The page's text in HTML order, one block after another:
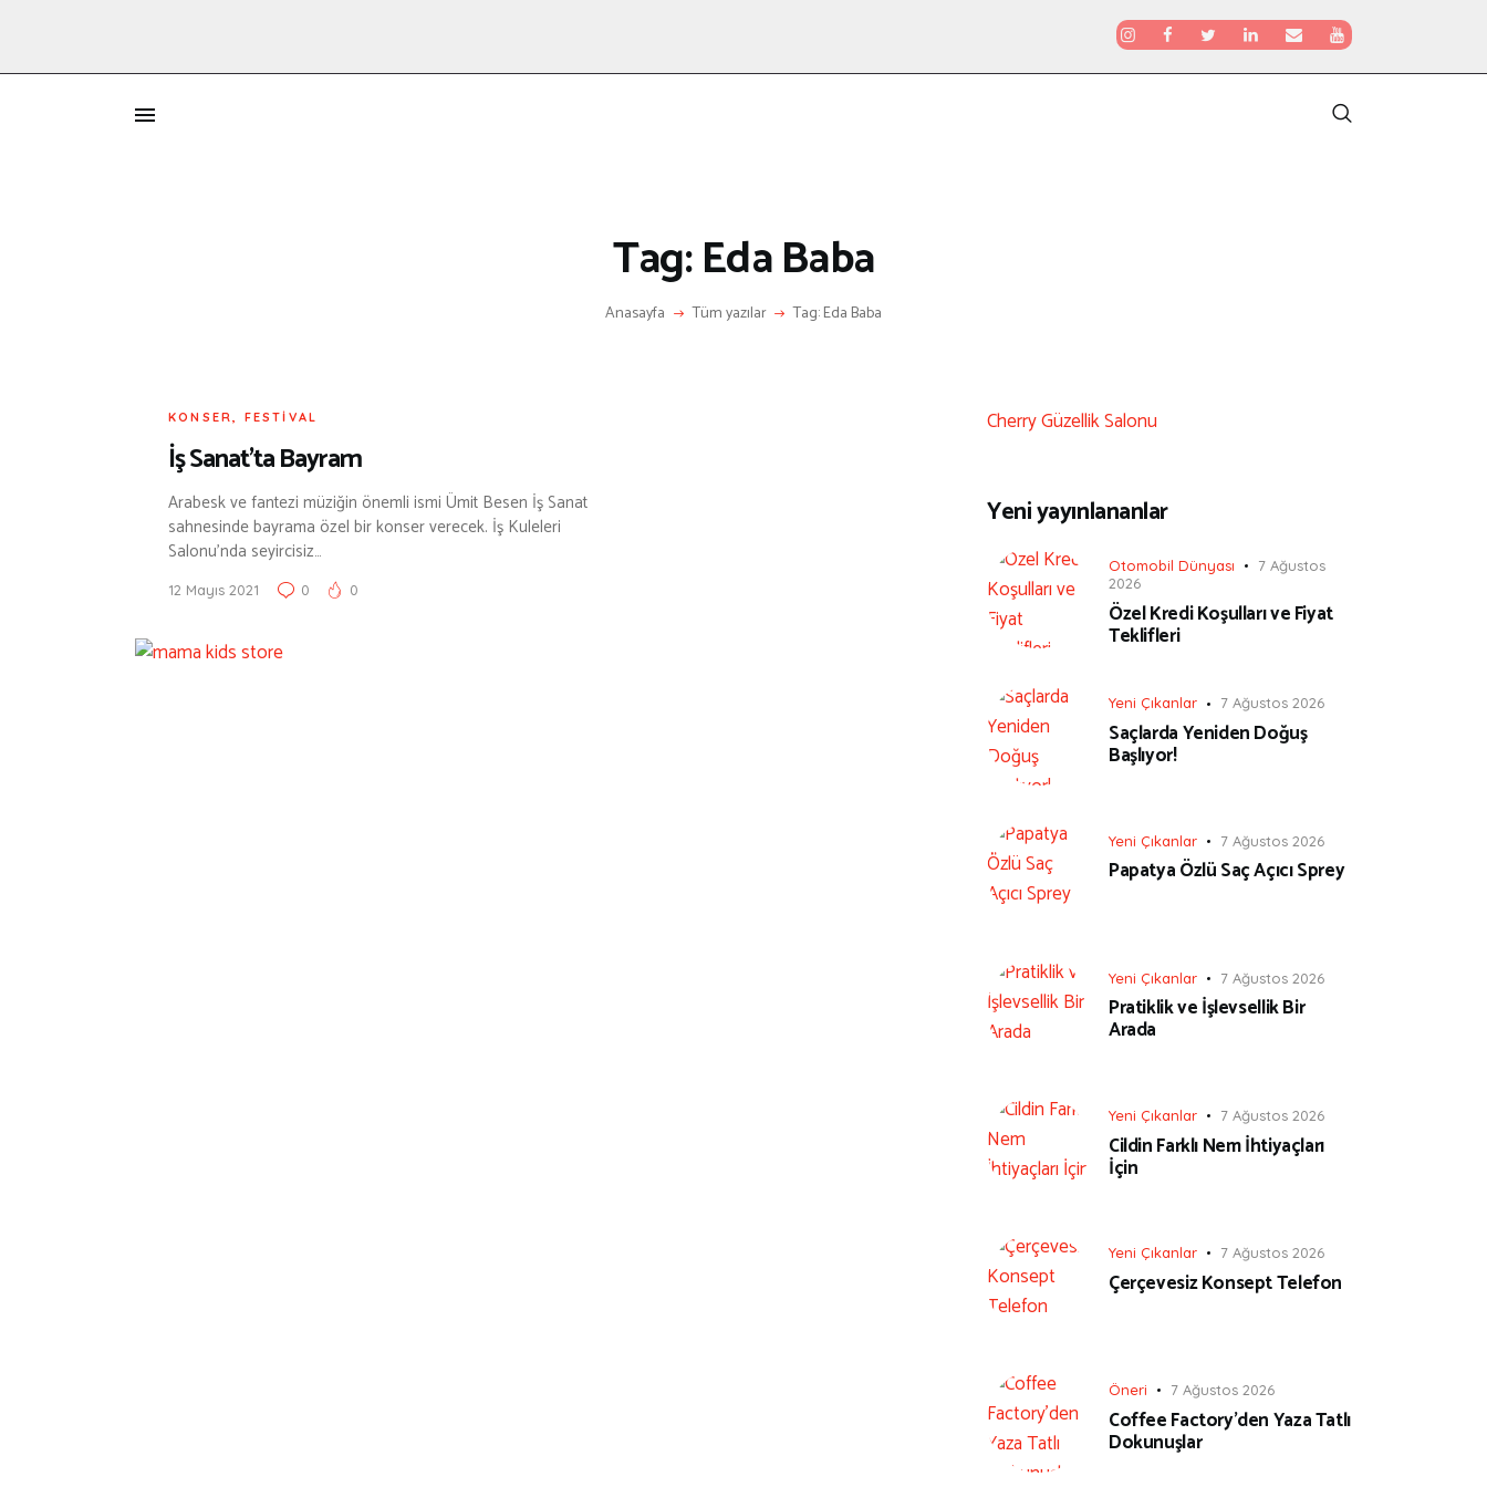
Tag: Eda Baba
Anasayfa Tüm yazılar Tag: Eda Baba
RÖPORTAJ
KONSER, FESTIVAL
İş Sanat’ta Bayram
Arabesk ve fantezi müziğin önemli ismi Ümit Besen İş Sanat
sahnesinde bayrama özel bir konser verecek. İş Kuleleri
Salonu’nda seyircisiz…
12 Mayıs 2021 0 0
Cherry Güzellik Salonu
Yeni yayınlananlar
Otomobil Dünyası
7 Ağustos
2026
Özel Kredi Koşulları ve Fiyat
Teklifleri
Yeni Çıkanlar 7 Ağustos 2026
Saçlarda Yeniden Doğuş
Başlıyor!
Yeni Çıkanlar 7 Ağustos 2026
Papatya Özlü Saç Açıcı Sprey
Yeni Çıkanlar 7 Ağustos 2026
Pratiklik ve İşlevsellik Bir
Arada
Yeni Çıkanlar 7 Ağustos 2026
Cildin Farklı Nem İhtiyaçları
İçin
Yeni Çıkanlar 7 Ağustos 2026
Çerçevesiz Konsept Telefon
Öneri 7 Ağustos 2026
Coffee Factory’den Yaza Tatlı
Dokunuşlar